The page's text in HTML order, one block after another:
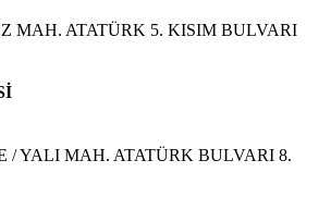
MAH. ATATÜRK 5. KISIM BULVARI
/ YALI MAH. ATATÜRK BULVARI 8.